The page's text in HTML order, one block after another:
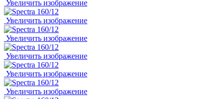
Увеличить изображение
Увеличить изображение
Увеличить изображение
Увеличить изображение
Увеличить изображение
Увеличить изображение